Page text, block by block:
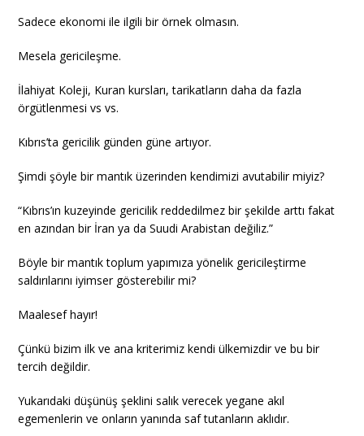
Sadece ekonomi ile ilgili bir örnek olmasın.
Mesela gericileşme.
İlahiyat Koleji, Kuran kursları, tarikatların daha da fazla
örgütlenmesi vs vs.
Kıbrıs’ta gericilik günden güne artıyor.
Şimdi şöyle bir mantık üzerinden kendimizi avutabilir miyiz?
“Kıbrıs’ın kuzeyinde gericilik reddedilmez bir şekilde arttı fakat
en azından bir İran ya da Suudi Arabistan değiliz.”
Böyle bir mantık toplum yapımıza yönelik gericileştirme
saldırılarını iyimser gösterebilir mi?
Maalesef hayır!
Çünkü bizim ilk ve ana kriterimiz kendi ülkemizdir ve bu bir
tercih değildir.
Yukarıdaki düşünüş şeklini salık verecek yegane akıl
egemenlerin ve onların yanında saf tutanların aklıdır.